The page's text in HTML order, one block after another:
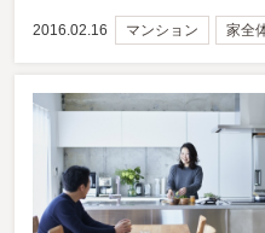
2016.02.16 マンション 家全